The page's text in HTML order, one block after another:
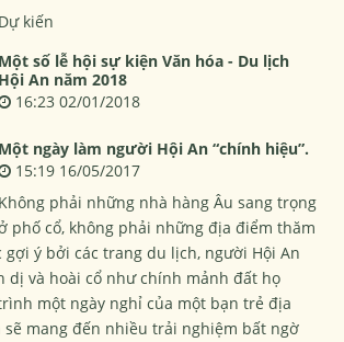
Dự kiến
Một số lễ hội sự kiện Văn hóa - Du lịch
Hội An năm 2018
16:23 02/01/2018
Một ngày làm người Hội An “chính hiệu”.
15:19 16/05/2017
Không phải những nhà hàng Âu sang trọng
phố cổ, không phải những địa điểm thăm
ý bởi các trang du lịch, người Hội An
dị và hoài cổ như chính mảnh đất họ
một ngày nghỉ của một bạn trẻ địa
mang đến nhiều trải nghiệm bất ngờ